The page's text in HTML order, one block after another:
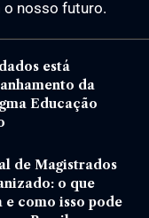
nosso futuro.
está
da
Educação
de Magistrados
o que
e como isso pode